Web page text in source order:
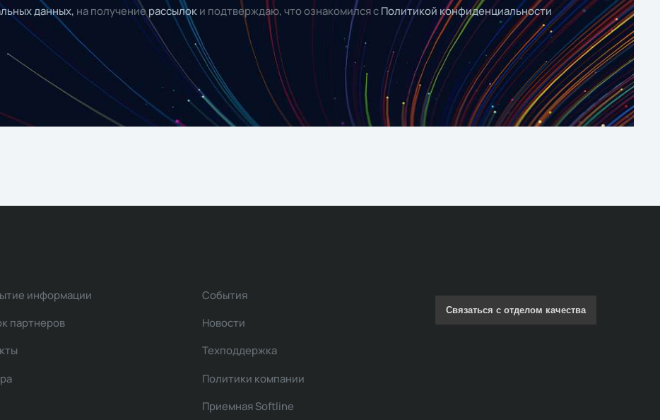
данных, на получениерассылок и подтверждаю, что ознакомился с Политикой конфиденциальности
информации
партнеров
События
Новости
Техподдержка
Политики компании
Приемная Softline
Связаться с отделом качества